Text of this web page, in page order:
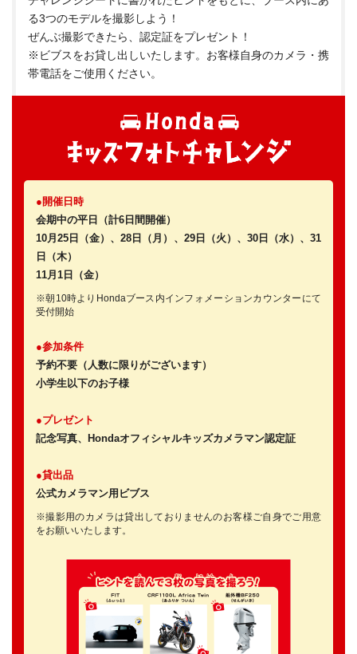
る3つのモデルを撮影しよう！
ぜんぶ撮影できたら、認定証をプレゼント！
※ビブスをお貸し出しいたします。お客様自身のカメラ・携
帯電話をご使用ください。
●開催日時
会期中の平日（計6日間開催）
10月25日（金）、28日（月）、29日（火）、30日（水）、31
日（木）
11月1日（金）
※朝10時よりHondaブース内インフォメーションカウンターにて
受付開始
●参加条件
予約不要（人数に限りがございます）
小学生以下のお子様
●プレゼント
記念写真、Hondaオフィシャルキッズカメラマン認定証
●貸出品
公式カメラマン用ビブス
※撮影用のカメラは貸出しておりませんのお客様ご自身でご用意
をお願いいたします。